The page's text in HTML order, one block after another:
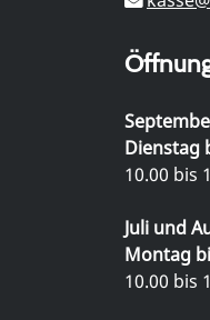
Dienstag
10.00 bis
Juli und
Montag
10.00 bis